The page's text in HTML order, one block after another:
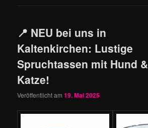
📍 NEU bei uns in
Kaltenkirchen: Lustige
Spruchtassen mit Hund &
Katze!
Veröffentlicht am19. Mai 2025